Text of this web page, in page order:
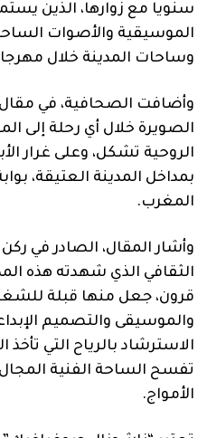
سنويا مع زوارها، الذين
الموسيقية والأصوات
وساحات المدينة خلال
وأضافت الصحافية، في مقال
الصويرة خلال أي رحلة إلى
الروحية تشكل، وعلى غرار
بمداخل المدينة العتيقة،
المغرب.
وأشار المقال، الصادر في ركن
الثقافي الذي شهدته هذه
قرون، جعل منها قبلة
والموسيقى والتصميم
الاسترشاد بالرياح التي
تفسح الساحة الفنية
الأمواج.